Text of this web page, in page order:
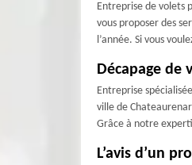
Entreprise de volets
vous proposer des
l’année. Si vous
Décapage de
Entreprise
ville de
Grâce à notre
L’avis d’un